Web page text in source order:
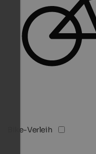
Bike-Verleih